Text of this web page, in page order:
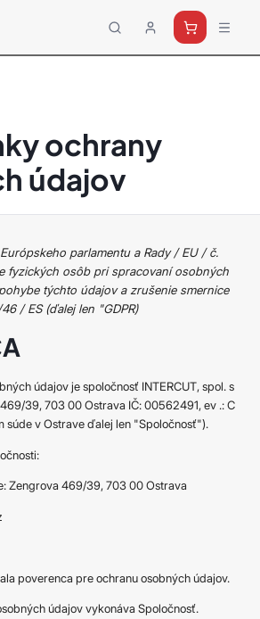
ochrany
údajov
parlamentu a Rady / EU / č.
fyzických osôb pri spracovaní osobných
týchto údajov a zrušenie smernice
/ ES (ďalej len "GDPR)
údajov je spoločnosť INTERCUT, spol. s
39, 703 00 Ostrava IČ: 00562491, ev .: C
súde v Ostrave ďalej len "Spoločnosť").
Zengrova 469/39, 703 00 Ostrava
poverenca pre ochranu osobných údajov.
údajov vykonáva Spoločnosť.